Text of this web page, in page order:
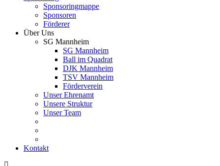
Sponsoringmappe
Sponsoren
Förderer
Über Uns
SG Mannheim
SG Mannheim
Ball im Quadrat
DJK Mannheim
TSV Mannheim
Förderverein
Unser Ehrenamt
Unsere Struktur
Unser Team
Kontakt